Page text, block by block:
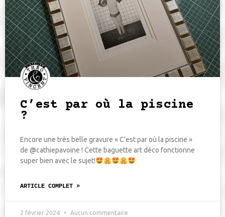
C’est par où la piscine
?
Encore une très belle gravure « C’est par où la piscine »
de @cathiepavoine ! Cette baguette art déco fonctionne
super bien avec le sujet!
ARTICLE COMPLET »
2 février 2024 Aucun commentaire